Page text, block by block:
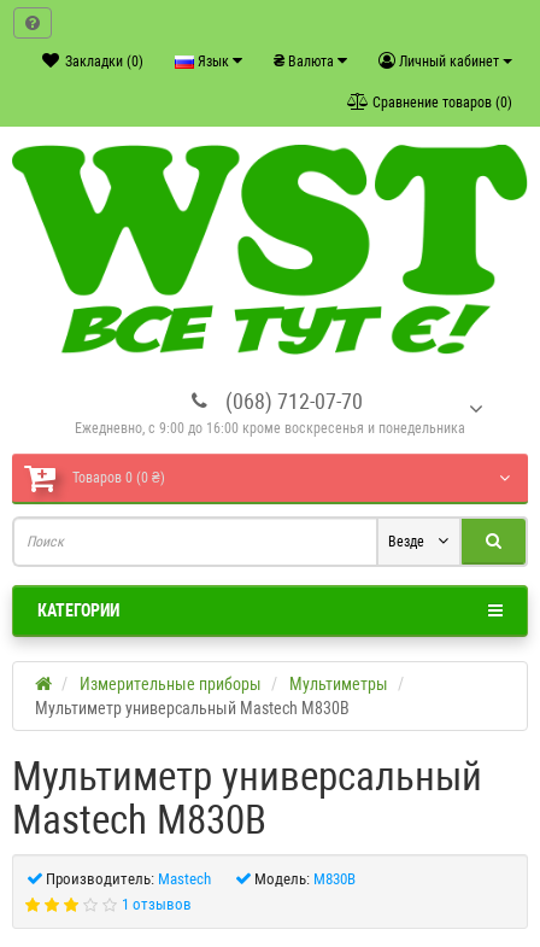
Личный кабинет
₴ Валюта
Язык
Закладки (0)
Сравнение товаров (0)
(068) 712-07-70
Ежедневно, с 9:00 до 16:00 кроме воскресенья и понедельника
Товаров 0 (0 ₴)
Везде
КАТЕГОРИИ
Измерительные приборы
Мультиметры
Мультиметр универсальный Mastech M830B
Мультиметр универсальный
Mastech M830B
Производитель: Mastech Модель: M830B
1 отзывов